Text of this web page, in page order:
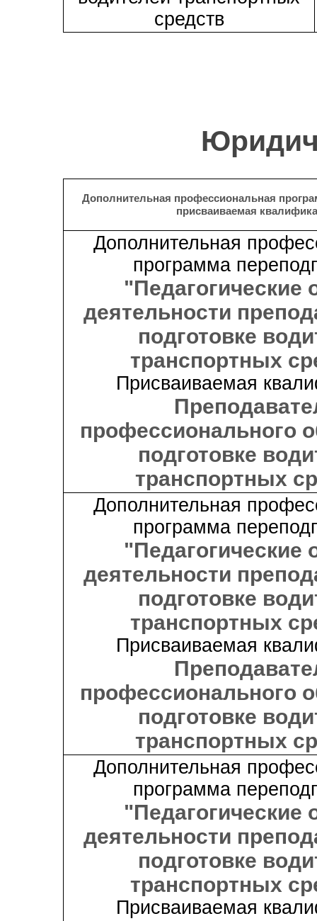
средств
Дополнительная профессиональная
присваиваемая
Дополнительная
программа
"Педагогические
деятельности
подготовке
транспортных
Присваиваемая
профессионального
подготовке
транспортных
Дополнительная
программа
"Педагогические
деятельности
подготовке
транспортных
Присваиваемая
профессионального
подготовке
транспортных
Дополнительная
программа
"Педагогические
деятельности
подготовке
транспортных
Присваиваемая